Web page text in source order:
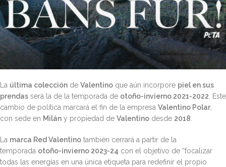
La última colección de Valentino que aún incorpore piel en sus
prendas será la de la temporada de otoño-invierno 2021-2022. Este
cambio de política marcará el fin de la empresa Valentino Polar,
con sede en Milán y propiedad de Valentino desde 2018.
La marca Red Valentino también cerrará a partir de la
temporada otoño-invierno 2023-24 con el objetivo de “focalizar
todas las energías en una única etiqueta para redefinir el propio